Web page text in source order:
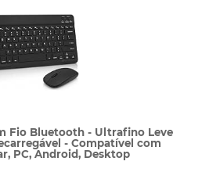
Fio Bluetooth - Ultrafino Leve
- Compatível com
PC, Android, Desktop